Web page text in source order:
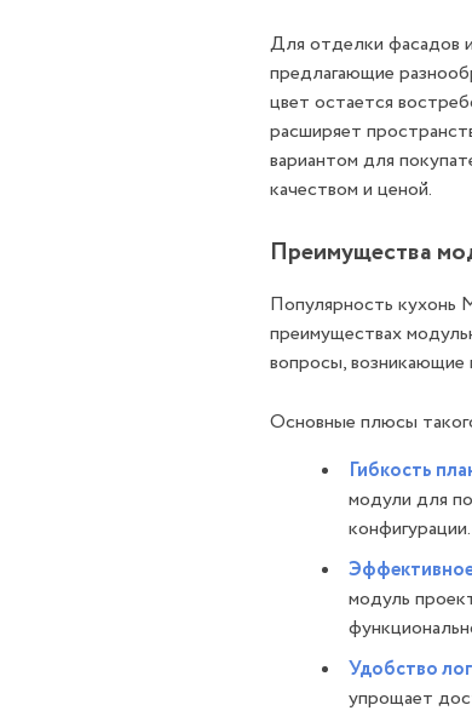
Для отделки фасадов
предлагающие
цвет остается
расширяет
вариантом для
качеством и ценой.
Преимущества
Популярность кухонь
преимуществах
вопросы, возникающие
Основные плюсы
Гибкость
модули для
конфигурации.
модуль
Удобство
упрощает